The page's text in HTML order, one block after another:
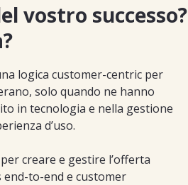
vostro successo?
logica customer-centric per
solo quando ne hanno
in tecnologia e nella gestione
d’uso.
creare e gestire l’offerta
to-end e customer